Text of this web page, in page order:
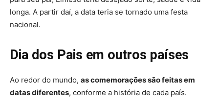
longa. A partir daí, a data teria se tornado uma festa
nacional.
Dia dos Pais em outros países
Ao redor do mundo, as comemorações são feitas em
datas diferentes, conforme a história de cada país.